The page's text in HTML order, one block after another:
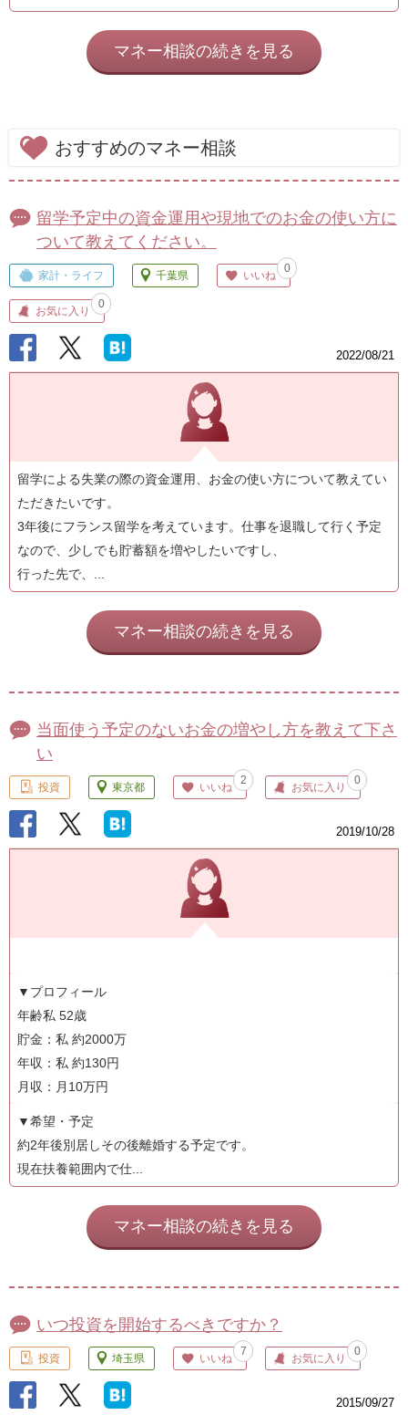
マネー相談の続きを見る
おすすめのマネー相談
留学予定中の資金運用や現地でのお金の使い方に
ついて教えてください。
家計・ライフ 千葉県 いいね
0
お気に入り
0
2022/08/21
留学による失業の際の資金運用、お金の使い方について教えてい
ただきたいです。
3年後にフランス留学を考えています。仕事を退職して行く予定
なので、少しでも貯蓄額を増やしたいですし、
行った先で、...
マネー相談の続きを見る
当面使う予定のないお金の増やし方を教えて下さ
い
投資 東京都 いいね
2
お気に入り
0
2019/10/28
▼プロフィール
年齢私 52歳
貯金：私 約2000万
年収：私 約130円
月収：月10万円
▼希望・予定
約2年後別居しその後離婚する予定です。
現在扶養範囲内で仕...
マネー相談の続きを見る
いつ投資を開始するべきですか？
投資 埼玉県 いいね
7
お気に入り
0
2015/09/27